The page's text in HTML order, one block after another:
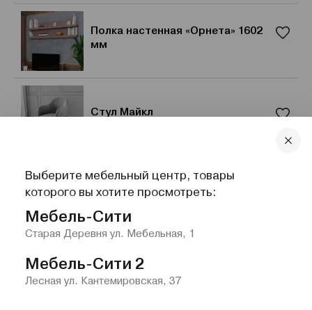
Полка настенная «Орнета» 1602
мм
Стул Майкл
Диван угловой, велюр, размер
спального места 167х300 см
Выберите мебельный центр, товары
которого вы хотите просмотреть:
Мебель-Сити
Старая Деревня ул. Мебельная, 1
Мебель-Сити 2
Лесная ул. Кантемировская, 37